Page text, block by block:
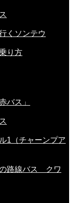
くソンテウ
り方
バス」
1（チャーンプア
路線バス クワ